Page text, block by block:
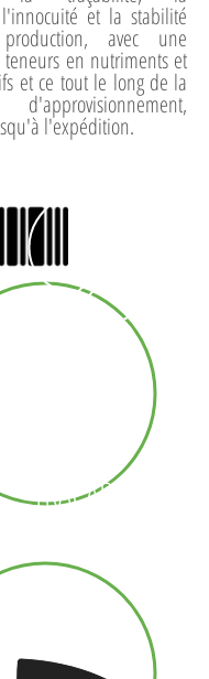
et la stabilité
avec une
en nutriments et
et ce tout le long de la
l'expédition.
TRAÇABILITÉ